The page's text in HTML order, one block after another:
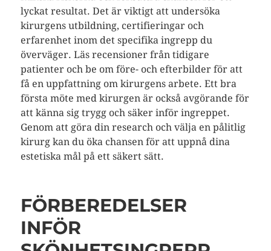
lyckat resultat. Det är viktigt att undersöka
kirurgens utbildning, certifieringar och
erfarenhet inom det specifika ingrepp du
överväger. Läs recensioner från tidigare
patienter och be om före- och efterbilder för att
få en uppfattning om kirurgens arbete. Ett bra
första möte med kirurgen är också avgörande för
att känna sig trygg och säker inför ingreppet.
Genom att göra din research och välja en pålitlig
kirurg kan du öka chansen för att uppnå dina
estetiska mål på ett säkert sätt.
FÖRBEREDELSER
INFÖR